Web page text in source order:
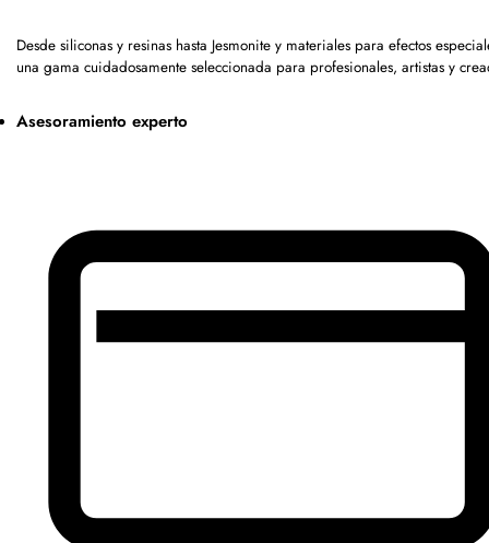
Desde siliconas y resinas hasta Jesmonite y materiales para efectos
una gama cuidadosamente seleccionada para profesionales, artistas y
Asesoramiento experto